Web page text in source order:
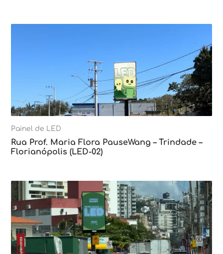
Painel de LED
Rua Prof. Maria Flora PauseWang – Trindade –
Florianópolis (LED-02)